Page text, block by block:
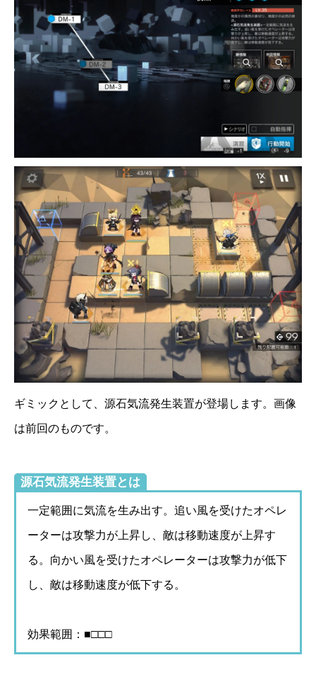
ギミックとして、源石気流発生装置が登場します。画像
は前回のものです。
源石気流発生装置とは
一定範囲に気流を生み出す。追い風を受けたオペレ
ーターは攻撃力が上昇し、敵は移動速度が上昇す
る。向かい風を受けたオペレーターは攻撃力が低下
し、敵は移動速度が低下する。
効果範囲：■□□□